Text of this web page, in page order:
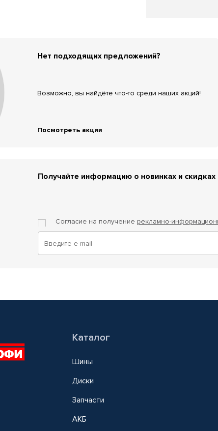
Нет подходящих предложений?
Возможно, вы найдёте что-то среди наших акций!
Посмотреть акции
Получайте информацию о новинках и
Согласие на получение рекламно-
Каталог
Шины
Диски
Запчасти
АКБ